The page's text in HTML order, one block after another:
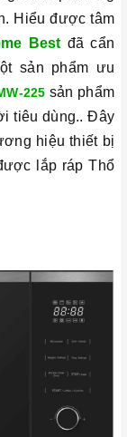
Hiểu được tâm
Best đã cẩn
sản phẩm ưu
225 sản phẩm
tiêu dùng.. Đây
hiệu thiết bị
lắp ráp Thổ